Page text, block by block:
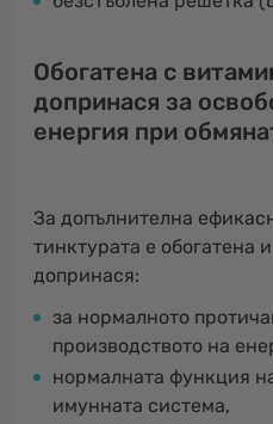
Обогатена с
допринася за
енергия при
За допълнителна
тинктурата е обогатена
допринася:
за нормалното
производството на
нормалната функция
имунната система,